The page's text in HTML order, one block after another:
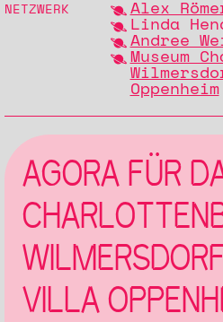
NETZWERK
Alex
Linda
Andree
Museum
Oppenheim
AGORA FÜR
VILLA